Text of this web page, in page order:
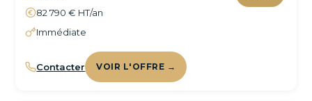
82 790 € HT/an
Immédiate
Contacter VOIR L'OFFRE →